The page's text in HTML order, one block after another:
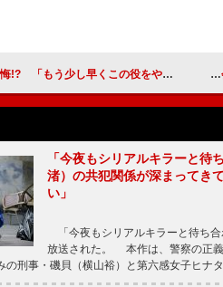
もう少し早くこの役をやっておけば…」
「今夜もシリアルキラーと待
渚）の共犯関係が深まってき
い」
「今夜もシリアルキラーと待ち
放送された。 本作は、警察の正
の刑事・磯貝（横山裕）と第六感女子ヒナ